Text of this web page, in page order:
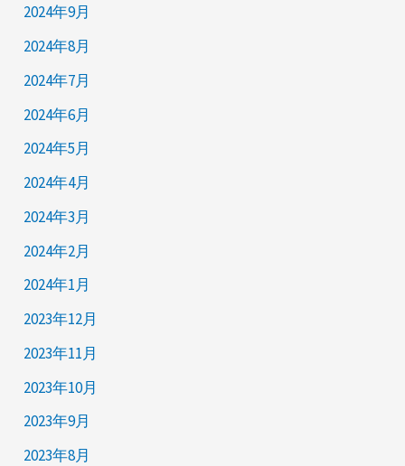
2024年9月
2024年8月
2024年7月
2024年6月
2024年5月
2024年4月
2024年3月
2024年2月
2024年1月
2023年12月
2023年11月
2023年10月
2023年9月
2023年8月